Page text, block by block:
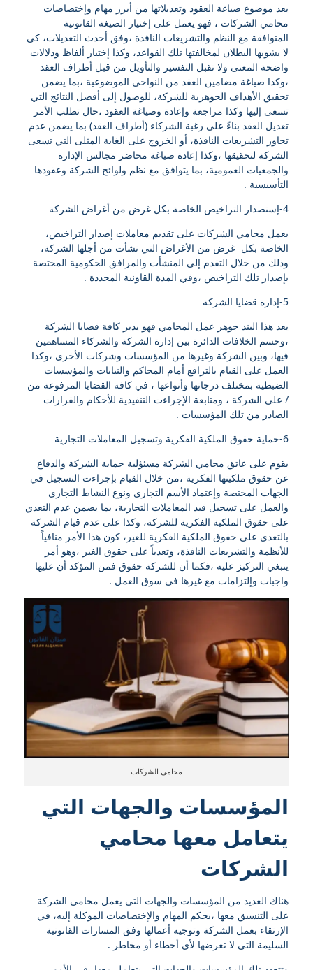
يعد موضوع صياغة العقود وتعديلاتها من أبرز مهام وإختصاصات
محامي الشركات ، فهو يعمل على إختيار الصيغة القانونية
المتوافقة مع النظم والتشريعات النافذة ،وفق أحدث التعديلات، كي
لا يشوبها البطلان لمخالفتها تلك القواعد، وكذا إختيار ألفاظ ودلالات
واضحة المعنى ولا تقبل التفسير والتأويل من قبل أطراف العقد
،وكذا صياغة مضامين العقد من النواحي الموضوعية ،بما يضمن
تحقيق الأهداف الجوهرية للشركة، للوصول إلى أفضل النتائج التي
تسعى إليها وكذا مراجعة وإعادة وصياغة العقود ،حال تطلب الأمر
تعديل العقد بناءً على رغبة الشركاء (أطراف العقد) بما يضمن عدم
تجاوز التشريعات النافذة، أو الخروج على الغاية المثلى التي تسعى
الشركة لتحقيقها ،وكذا إعادة صياغة محاضر مجالس الإدارة
والجمعيات العمومية، بما يتوافق مع نظم ولوائح الشركة وعقودها
التأسيسية .
4-إستصدار التراخيص الخاصة بكل غرض من أغراض الشركة
يعمل محامي الشركات على تقديم معاملات إصدار التراخيص،
الخاصة بكل غرض من الأغراض التي نشأت من أجلها الشركة،
وذلك من خلال التقدم إلى المنشأت والمرافق الحكومية المختصة
بإصدار تلك التراخيص ،وفي المدة القاونية المحددة .
5-إدارة قضايا الشركة
يعد هذا البند جوهر عمل المحامي فهو يدير كافة قضايا الشركة
،وحسم الخلافات الدائرة بين إدارة الشركة والشركاء المساهمين
فيها، وبين الشركة وغيرها من المؤسسات وشركات الأخرى ،وكذا
العمل على القيام بالترافع أمام المحاكم والنيابات والمؤسسات
الضبطية بمختلف درجاتها وأنواعها ، في كافة القضايا المرفوعة من
/ على الشركة ، ومتابعة الإجراءت التنفيذية للأحكام والقرارات
الصادر من تلك المؤسسات .
6-حماية حقوق الملكية الفكرية وتسجيل المعاملات التجارية
يقوم على عاتق محامي الشركة مسئؤلية حماية الشركة والدفاع
عن حقوق ملكيتها الفكرية ،من خلال القيام بإجراءت التسجيل في
الجهات المختصة وإعتماد الأسم التجاري ونوع النشاط التجاري
والعمل على تسجيل قيد المعاملات التجارية، بما يضمن عدم التعدي
على حقوق الملكية الفكرية للشركة، وكذا على عدم قيام الشركة
بالتعدي على حقوق الملكية الفكرية للغير، كون هذا الأمر منافياً
للأنظمة والتشريعات النافذة، وتعدياً على حقوق الغير ،وهو أمر
ينبغي التركيز عليه ،فكما أن للشركة حقوق فمن المؤكد أن عليها
واجبات وإلتزامات مع غيرها في سوق العمل .
محامي الشركات
المؤسسات والجهات التي
يتعامل معها محامي
الشركات
هناك العديد من المؤسسات والجهات التي يعمل محامي الشركة
على التنسيق معها ،بحكم المهام والإختصاصات الموكلة إليه، في
الإرتقاء بعمل الشركة وتوجيه أعمالها وفق المسارات القانونية
السليمة التي لا تعرضها لأي أخطاء أو مخاطر .